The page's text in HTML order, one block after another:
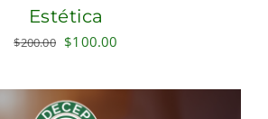
Estética
$200.00 Original
was:
$200.00.
$100.00
is: